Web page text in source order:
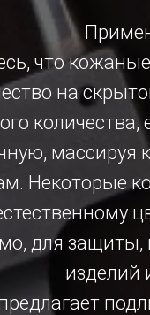
что
на
Некоторые
для
изделий